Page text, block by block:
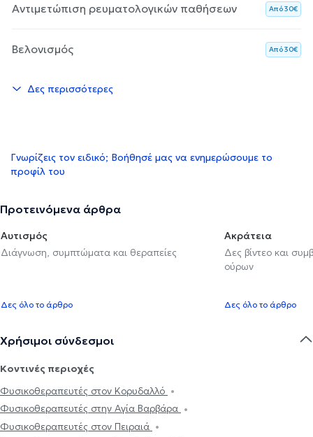
Αντιμετώπιση ρευματολογικών παθήσεων Aπό 30€
Βελονισμός Aπό 30€
Δες περισσότερες
Γνωρίζεις τον ειδικό; Βοήθησέ μας να ενημερώσουμε το
προφίλ του
Προτεινόμενα άρθρα
Αυτισμός
Διάγνωση, συμπτώματα και θεραπείες
Δες όλο το άρθρο
Ακράτεια
Δες βίντεο και
ούρων
Δες όλο το άρθρο
Χρήσιμοι σύνδεσμοι
Κοντινές περιοχές
Φυσικοθεραπευτές στον Κορυδαλλό
Φυσικοθεραπευτές στην Αγία Βαρβάρα
Φυσικοθεραπευτές στον Πειραιά